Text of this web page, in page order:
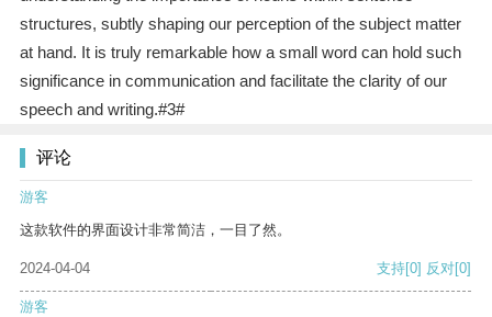
structures, subtly shaping our perception of the subject matter
at hand. It is truly remarkable how a small word can hold such
significance in communication and facilitate the clarity of our
speech and writing.#3#
评论
游客
这款软件的界面设计非常简洁，一目了然。
2024-04-04 支持[0] 反对[0]
游客